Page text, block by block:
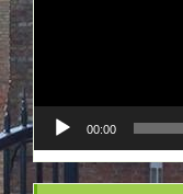
00:00